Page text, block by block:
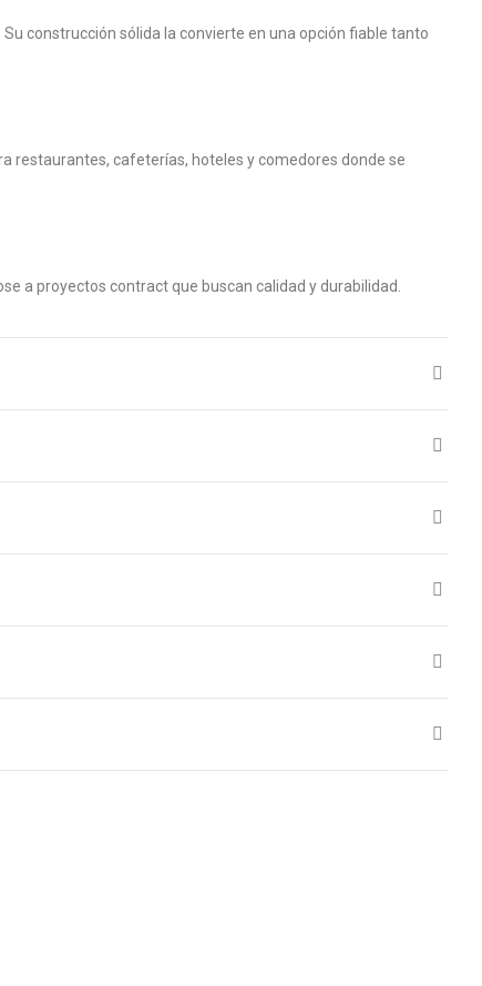
construcción sólida la convierte en una opción fiable tanto
restaurantes, cafeterías, hoteles y comedores donde se
a proyectos contract que buscan calidad y durabilidad.